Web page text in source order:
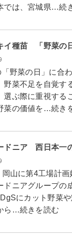
では、宮城県…続
イ種苗 「野菜
野菜の日」に合
野菜不足を自覚す
ぶ際に重視する
菜の価値を…続き
ドニア 西日本一
山に第4工場計
ドニアグループの
にカット野菜
ら…続きを読む